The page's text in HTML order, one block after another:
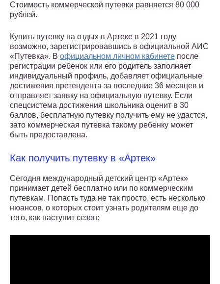
Стоимость коммерческой путевки равняется 80 000
рублей.
Купить путевку на отдых в Артеке в 2021 году
возможно, зарегистрировавшись в официальной АИС
«Путевка». В официальном личном кабинете после
регистрации ребенок или его родитель заполняет
индивидуальный профиль, добавляет официальные
достижения претендента за последние 36 месяцев и
отправляет заявку на официальную путевку. Если
спецсистема достижения школьника оценит в 30
баллов, бесплатную путевку получить ему не удастся,
зато коммерческая путевка такому ребенку может
быть предоставлена.
Как получить путевку в «Артек»
Сегодня международный детский центр «Артек»
принимает детей бесплатно или по коммерческим
путевкам. Попасть туда не так просто, есть несколько
нюансов, о которых стоит узнать родителям еще до
того, как наступит сезон: